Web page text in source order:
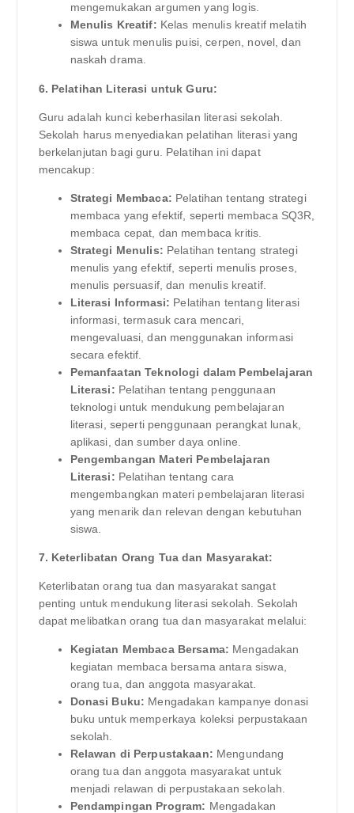
mengemukakan argumen yang logis.
Menulis Kreatif: Kelas menulis kreatif melatih
siswa untuk menulis puisi, cerpen, novel, dan
naskah drama.
6. Pelatihan Literasi untuk Guru:
Guru adalah kunci keberhasilan literasi sekolah.
Sekolah harus menyediakan pelatihan literasi yang
berkelanjutan bagi guru. Pelatihan ini dapat
mencakup:
Strategi Membaca: Pelatihan tentang strategi
membaca yang efektif, seperti membaca SQ3R,
membaca cepat, dan membaca kritis.
Strategi Menulis: Pelatihan tentang strategi
menulis yang efektif, seperti menulis proses,
menulis persuasif, dan menulis kreatif.
Literasi Informasi: Pelatihan tentang literasi
informasi, termasuk cara mencari,
mengevaluasi, dan menggunakan informasi
secara efektif.
Pemanfaatan Teknologi dalam Pembelajaran
Literasi: Pelatihan tentang penggunaan
teknologi untuk mendukung pembelajaran
literasi, seperti penggunaan perangkat lunak,
aplikasi, dan sumber daya online.
Pengembangan Materi Pembelajaran
Literasi: Pelatihan tentang cara
mengembangkan materi pembelajaran literasi
yang menarik dan relevan dengan kebutuhan
siswa.
7. Keterlibatan Orang Tua dan Masyarakat:
Keterlibatan orang tua dan masyarakat sangat
penting untuk mendukung literasi sekolah. Sekolah
dapat melibatkan orang tua dan masyarakat melalui:
Kegiatan Membaca Bersama: Mengadakan
kegiatan membaca bersama antara siswa,
orang tua, dan anggota masyarakat.
Donasi Buku: Mengadakan kampanye donasi
buku untuk memperkaya koleksi perpustakaan
sekolah.
Relawan di Perpustakaan: Mengundang
orang tua dan anggota masyarakat untuk
menjadi relawan di perpustakaan sekolah.
Pendampingan Program: Mengadakan